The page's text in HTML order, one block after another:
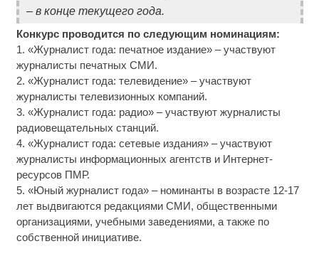
– в конце текущего года.
Конкурс проводится по следующим номинациям:
1. «Журналист года: печатное издание» – участвуют
журналисты печатных СМИ.
2. «Журналист года: телевидение» – участвуют
журналисты телевизионных компаний.
3. «Журналист года: радио» – участвуют журналисты
радиовещательных станций.
4. «Журналист года: сетевые издания» – участвуют
журналисты информационных агентств и Интернет-
ресурсов ПМР.
5. «Юный журналист года» – номинанты в возрасте 12-17
лет выдвигаются редакциями СМИ, общественными
организациями, учебными заведениями, а также по
собственной инициативе.